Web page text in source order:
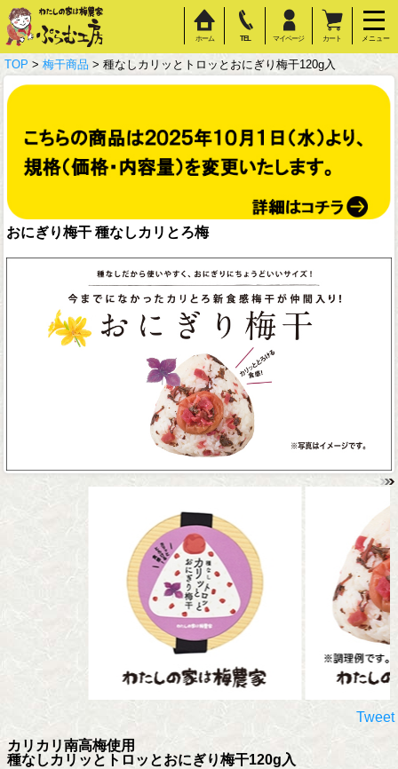
ホーム TEL マイページ カート メニュー
TOP > 梅干商品 > 種なしカリッとトロッとおにぎり梅干120g入
おにぎり梅干 種なしカリとろ梅
Tweet
カリカリ南高梅使用
種なしカリッとトロッとおにぎり梅干120g入